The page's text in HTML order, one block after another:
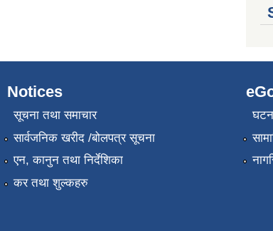
Notices
सूचना तथा समाचार
सार्वजनिक खरीद /बोलपत्र सूचना
एन, कानुन तथा निर्देशिका
कर तथा शुल्कहरु